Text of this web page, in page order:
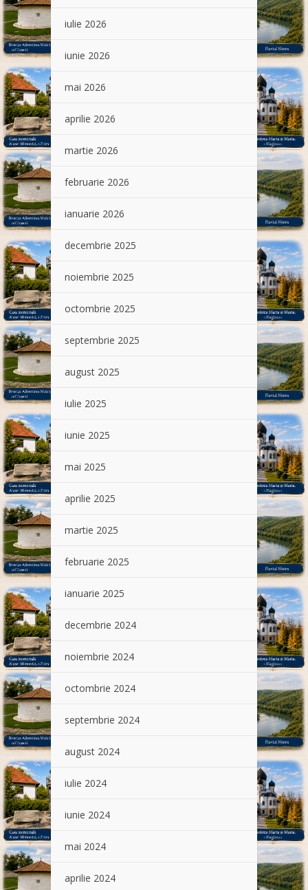
iulie 2026
iunie 2026
mai 2026
aprilie 2026
martie 2026
februarie 2026
ianuarie 2026
decembrie 2025
noiembrie 2025
octombrie 2025
septembrie 2025
august 2025
iulie 2025
iunie 2025
mai 2025
aprilie 2025
martie 2025
februarie 2025
ianuarie 2025
decembrie 2024
noiembrie 2024
octombrie 2024
septembrie 2024
august 2024
iulie 2024
iunie 2024
mai 2024
aprilie 2024